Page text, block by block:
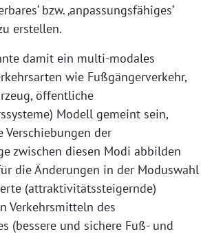
bzw. ‚anpassungsfähiges‘
erstellen.
damit ein multi-modales
wie Fußgängerverkehr,
öffentliche
Modell gemeint sein,
Verschiebungen der
zwischen diesen Modi abbilden
die Änderungen in der Moduswahl
(attraktivitätssteigernde)
Verkehrsmitteln des
(bessere und sichere Fuß- und